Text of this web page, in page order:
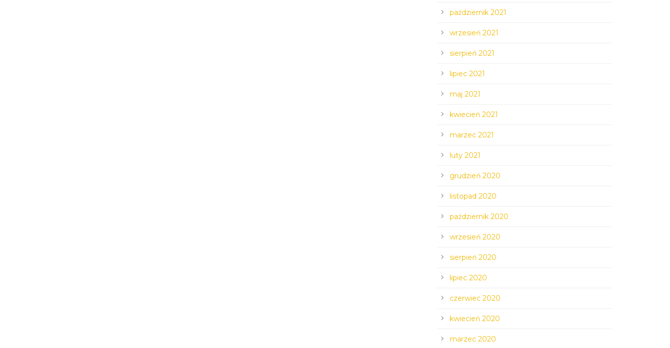
październik 2021
wrzesień 2021
sierpień 2021
lipiec 2021
maj 2021
kwiecień 2021
marzec 2021
luty 2021
grudzień 2020
listopad 2020
październik 2020
wrzesień 2020
sierpień 2020
lipiec 2020
czerwiec 2020
kwiecień 2020
marzec 2020